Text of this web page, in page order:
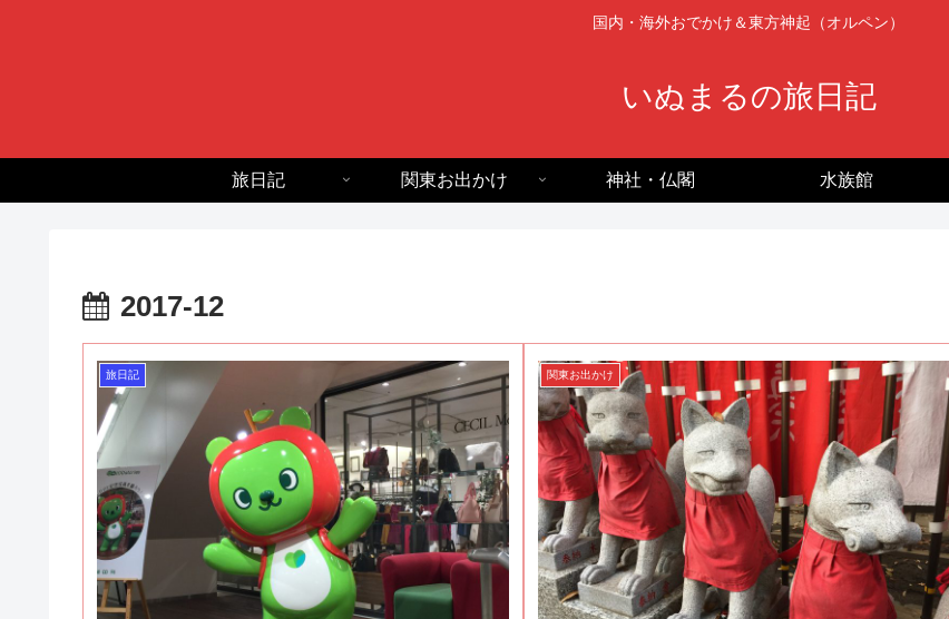
国内・海外おでかけ＆東方神起（オルペン）
いぬまるの旅日記
旅日記 関東お出かけ 神社・仏閣 水族館
2017-12
旅日記 関東お出かけ